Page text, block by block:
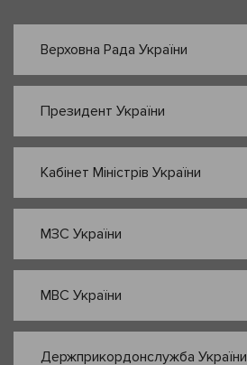
Верховна Рада України
Президент України
Кабінет Міністрів України
МЗС України
МВС України
Держприкордонслужба України